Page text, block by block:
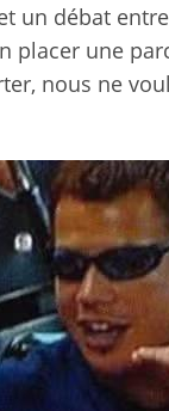
un débat
une
nous ne